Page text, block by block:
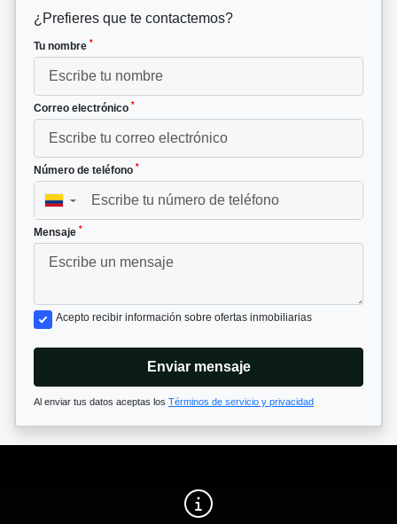
¿Prefieres que te contactemos?
Tu nombre *
Correo electrónico *
Número de teléfono *
▼
Mensaje *
Acepto recibir información sobre ofertas inmobiliarias
Enviar mensaje
Al enviar tus datos aceptas los Términos de servicio y privacidad